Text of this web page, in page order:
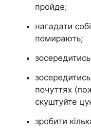
пройде;
нагадати
помирають;
почуттях
скуштуйте
зробити